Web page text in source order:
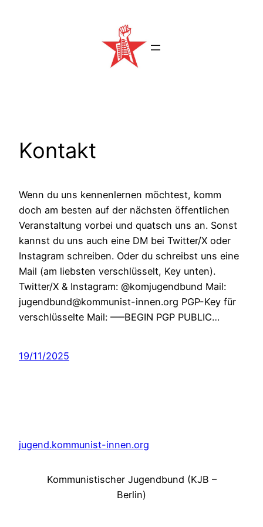
Kontakt
Wenn du uns kennenlernen möchtest, komm
doch am besten auf der nächsten öffentlichen
Veranstaltung vorbei und quatsch uns an. Sonst
kannst du uns auch eine DM bei Twitter/X oder
Instagram schreiben. Oder du schreibst uns eine
Mail (am liebsten verschlüsselt, Key unten).
Twitter/X & Instagram: @komjugendbund Mail:
jugendbund@kommunist-innen.org PGP-Key für
verschlüsselte Mail: —–BEGIN PGP PUBLIC…
19/11/2025
jugend.kommunist-innen.org
Kommunistischer Jugendbund (KJB –
Berlin)